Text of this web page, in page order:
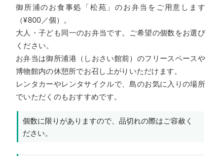
御所浦のお食事処「松苑」のお弁当をご用意します
（¥800／個）。
大人・子ども同一のお弁当です。ご希望の個数をお選び
ください。
お弁当は御所浦港（しおさい館前）のフリースペースや
博物館内の休憩所でお召し上がりいただけます。
レンタカーやレンタサイクルで、島のお気に入りの場所
でいただくのもおすすめです。
個数に限りがありますので、品切れの際はご容赦く
ださい。